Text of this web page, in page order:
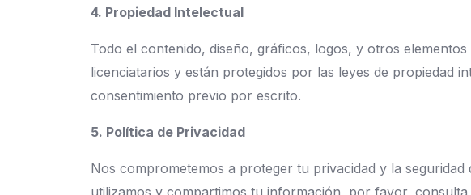
4. Propiedad Intelectual
Todo el contenido, diseño, gráficos, logos, y otros
licenciatarios y están protegidos por las leyes de propiedad
consentimiento previo por escrito.
5. Política de Privacidad
Nos comprometemos a proteger tu privacidad y la
utilizamos y compartimos tu información, por favor,